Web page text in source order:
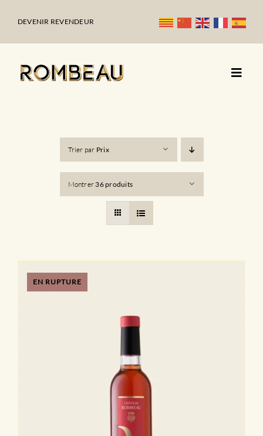
DEVENIR REVENDEUR
Trier par Prix
Montrer 36 produits
EN RUPTURE